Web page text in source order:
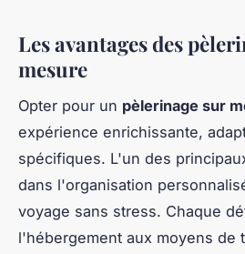
Les avantages des
mesure
Opter pour un pèlerinage sur
expérience enrichissante,
spécifiques. L'un des
dans l'organisation
voyage sans stress. Chaque
l'hébergement aux moyens de